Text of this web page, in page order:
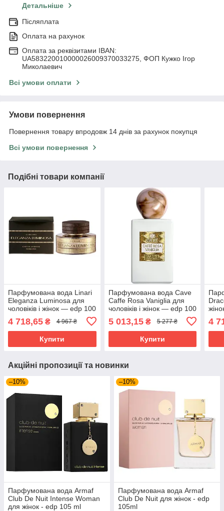
Детальніше
Післяплата
Оплата на рахунок
Оплата за реквізитами IBAN:
UA583220010000026009370033275, ФОП Кужко Ігор
Миколаевич
Всі умови оплати
Умови повернення
Повернення товару впродовж 14 днів за рахунок покупця
Всі умови повернення
Подібні товари компанії
Парфумована вода Linari
Eleganza Luminosa для
чоловіків і жінок — edp 100
4 718,65 ₴ 4 967 ₴
Купити
Парфумована вода Cave
Caffe Rosa Vaniglia для
чоловіків і жінок — edp 100
5 013,15₴ 5 277 ₴
Купити
4
Акційні пропозиції та новинки
–10%
Парфумована вода Armaf
Club De Nuit Intense Woman
для жінок - edp 105 ml
–10%
Парфумована вода Armaf
Club De Nuit для жінок - edp
105ml